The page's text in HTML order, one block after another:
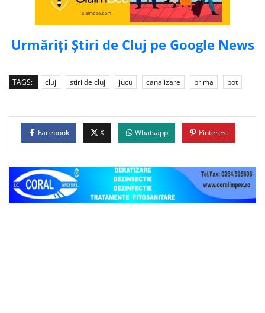
Urmăriți Știri de Cluj pe Google News
TAGS: cluj stiri de cluj jucu canalizare prima pot
Facebook X Whatsapp Pinterest